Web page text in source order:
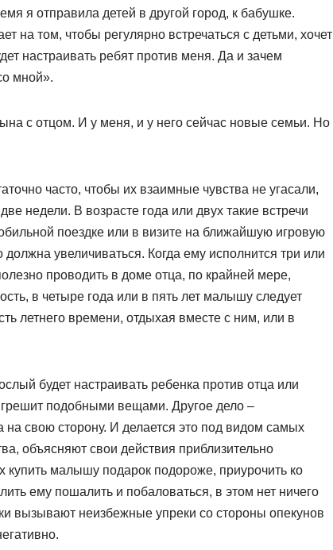
я отправила детей в другой город, к бабушке.
на том, чтобы регулярно встречаться с детьми, хочет
настраивать ребят против меня. Да и зачем
мной».
с отцом. И у меня, и у него сейчас новые семьи. Но
часто, чтобы их взаимные чувства не угасали,
недели. В возрасте года или двух такие встречи
поездке или в визите на ближайшую игровую
увеличиваться. Когда ему исполнится три или
проводить в доме отца, по крайней мере,
в четыре года или в пять лет малышу следует
летнего времени, отдыхая вместе с ним, или в
будет настраивать ребенка против отца или
грешит подобными вещами. Другое дело –
свою сторону. И делается это под видом самых
объясняют свои действия приблизительно
купить малышу подарок подороже, приурочить ко
ему пошалить и побаловаться, в этом нет ничего
вызывают неизбежные упреки со стороны опекунов